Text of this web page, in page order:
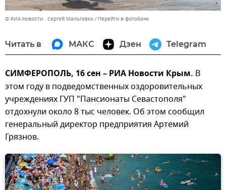
© РИА Новости . Сергей Мальгавко Перейти в фотобанк
Читать в МАКС Дзен Telegram
СИМФЕРОПОЛЬ, 16 сен – РИА Новости Крым. В
этом году в подведомственных оздоровительных
учреждениях ГУП "Пансионаты Севастополя"
отдохнули около 8 тыс человек. Об этом сообщил
генеральный директор предприятия Артемий
Грязнов.